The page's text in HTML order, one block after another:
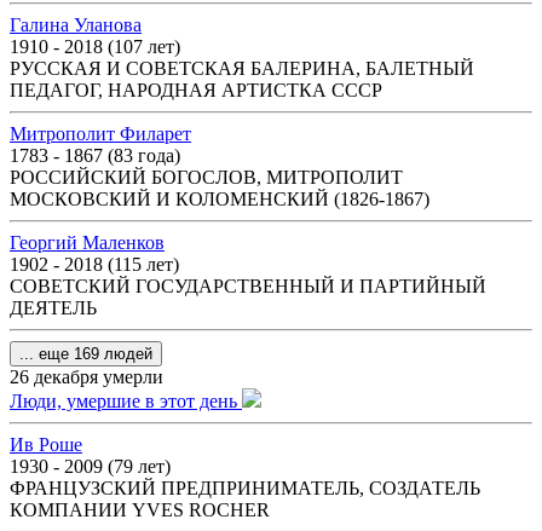
Галина Уланова
1910 - 2018 (107 лет)
РУССКАЯ И СОВЕТСКАЯ БАЛЕРИНА, БАЛЕТНЫЙ
ПЕДАГОГ, НАРОДНАЯ АРТИСТКА СССР
Митрополит Филарет
1783 - 1867 (83 года)
РОССИЙСКИЙ БОГОСЛОВ, МИТРОПОЛИТ
МОСКОВСКИЙ И КОЛОМЕНСКИЙ (1826-1867)
Георгий Маленков
1902 - 2018 (115 лет)
СОВЕТСКИЙ ГОСУДАРСТВЕННЫЙ И ПАРТИЙНЫЙ
ДЕЯТЕЛЬ
... еще 169 людей
26 декабря умерли
Люди, умершие в этот день
Ив Роше
1930 - 2009 (79 лет)
ФРАНЦУЗСКИЙ ПРЕДПРИНИМАТЕЛЬ, СОЗДАТЕЛЬ
КОМПАНИИ YVES ROCHER